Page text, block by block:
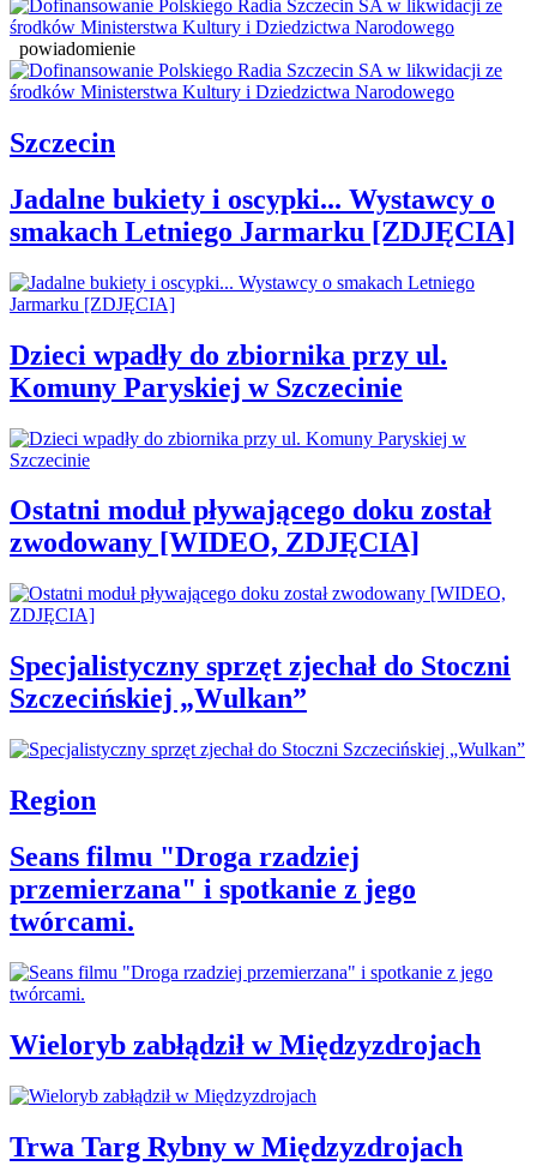
powiadomienie
Szczecin
Jadalne bukiety i oscypki... Wystawcy o
smakach Letniego Jarmarku [ZDJĘCIA]
Dzieci wpadły do zbiornika przy ul.
Komuny Paryskiej w Szczecinie
Ostatni moduł pływającego doku został
zwodowany [WIDEO, ZDJĘCIA]
Specjalistyczny sprzęt zjechał do Stoczni
Szczecińskiej „Wulkan”
Region
Seans filmu "Droga rzadziej
przemierzana" i spotkanie z jego
twórcami.
Wieloryb zabłądził w Międzyzdrojach
Trwa Targ Rybny w Międzyzdrojach